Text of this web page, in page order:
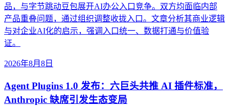
品，与字节跳动豆包展开AI办公入口竞争。双方均面临内部
产品重叠问题，通过组织调整收拢入口。文章分析其商业逻辑
与对企业AI化的启示，强调入口统一、数据打通与价值验
证。
2026年8月8日
Agent Plugins 1.0 发布：六巨头共推 AI 插件标准，
Anthropic 缺席引发生态变局